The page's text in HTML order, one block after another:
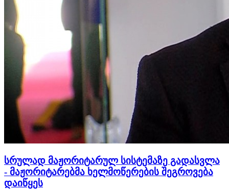
სრულად მაჟორიტარულ სისტემაზე გადასვლა
- მაჟორიტარებმა ხელმოწერების შეგროვება
დაიწყეს